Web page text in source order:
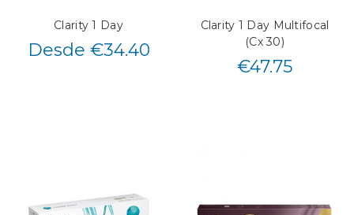
Clarity 1 Day
Desde €34.40
Clarity 1 Day Multifocal
(Cx 30)
€47.75